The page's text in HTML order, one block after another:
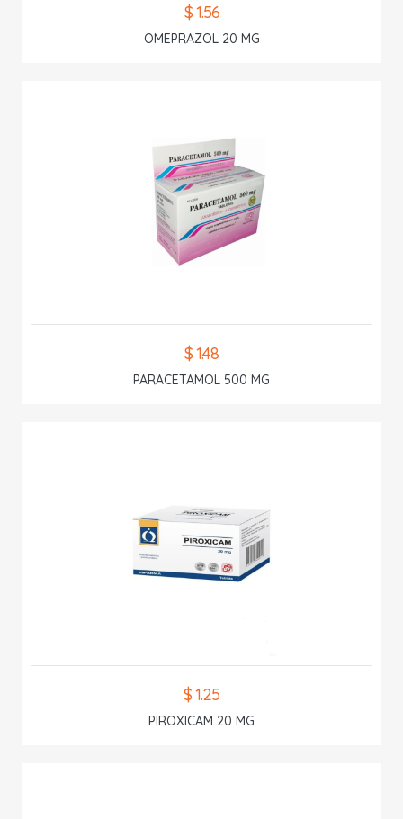
$ 1.56
OMEPRAZOL 20 MG
$ 1.48
PARACETAMOL 500 MG
$ 1.25
PIROXICAM 20 MG